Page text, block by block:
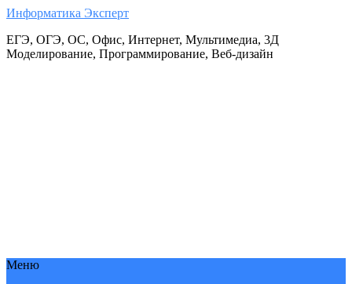
Информатика Эксперт
ЕГЭ, ОГЭ, ОС, Офис, Интернет, Мультимедиа, 3Д
Моделирование, Программирование, Веб-дизайн
Меню